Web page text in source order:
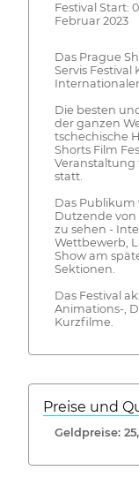
Festival Start:
Februar 2023
Das Prague
Servis Festival
Die besten
der ganzen
tschechische
Shorts Film
Veranstaltung
statt.
Das Publikum
Dutzende
zu sehen -
Wettbewerb,
Show am
Sektionen.
Das Festival
Animations-,
Kurzfilme.
Preise und
Geldpreise: